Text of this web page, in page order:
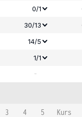
0/1
30/13
14/5
1/1
-
3 4 5
Kurs